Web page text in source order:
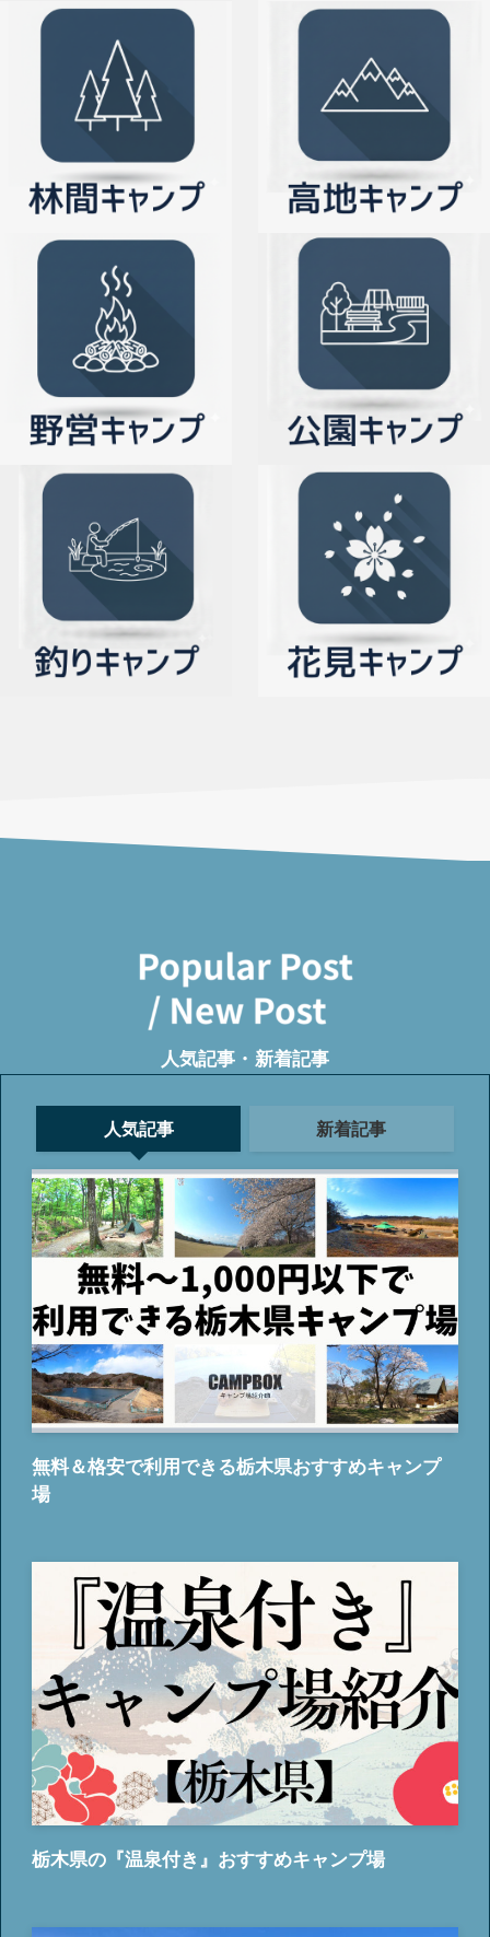
人気記事・新着記事
人気記事 新着記事
無料＆格安で利用できる栃木県おすすめキャンプ
場
栃木県の『温泉付き』おすすめキャンプ場